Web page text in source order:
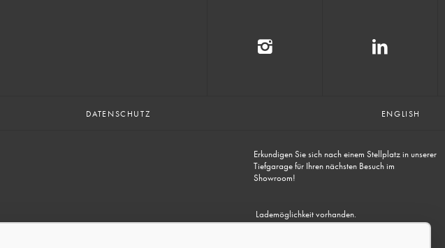
DATENSCHUTZ ENGLISH
Erkundigen Sie sich nach einem Stellplatz in unserer
Tiefgarage für Ihren nächsten Besuch im
Showroom!
Lademöglichkeit vorhanden.